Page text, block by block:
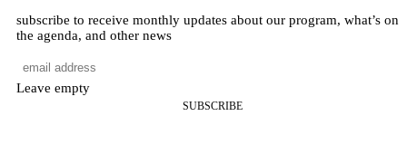
subscribe to receive monthly updates about our program, what’s on
the agenda, and other news
Leave empty
SUBSCRIBE